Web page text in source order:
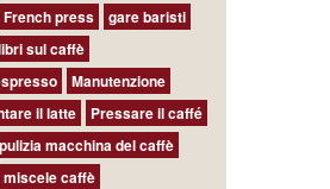
French press
gare baristi
sul caffè
Manutenzione
il latte
Pressare il caffé
pulizia macchina del caffè
caffè